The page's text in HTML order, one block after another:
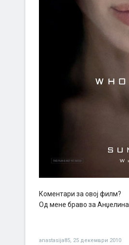
Коментари за овој филм?
Од мене браво за Анџелина
anastasija85, 25 декември 2010